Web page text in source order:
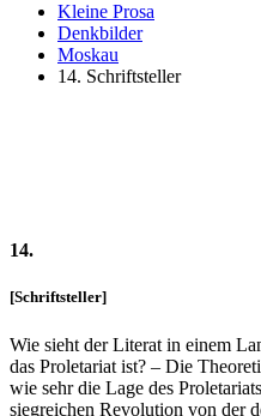
Kleine Prosa
Denkbilder
Moskau
14. Schriftsteller
14.
[Schriftsteller]
Wie sieht der Literat in einem
das Proletariat ist? – Die
wie sehr die Lage des
siegreichen Revolution von der